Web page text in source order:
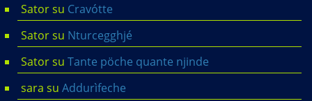
Satorsu Cravótte
Satorsu Nturcegghjé
Satorsu Tante pöche quante njinde
sara su Addurìfeche